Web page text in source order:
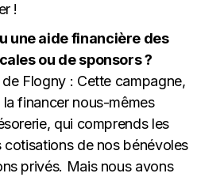
!
une aide financière des
ou de sponsors ?
Flogny : Cette campagne,
financer nous-mêmes
qui comprends les
cotisations de nos bénévoles
privés. Mais nous avons